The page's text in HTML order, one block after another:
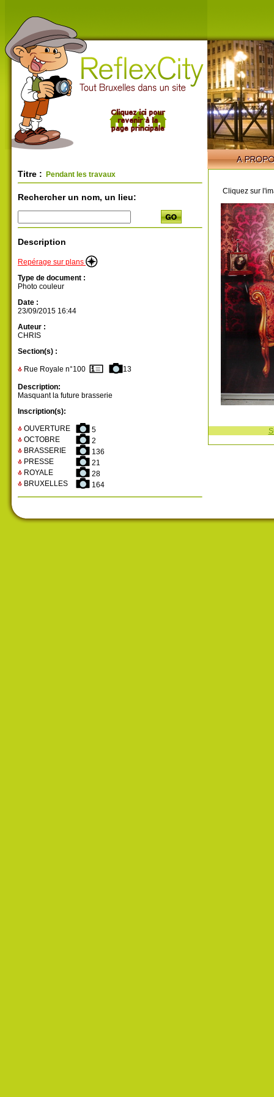
Titre : Pendant les travaux
Rechercher un nom, un lieu:
Description
Repérage sur plans
Type de document :
Photo couleur
Date :
23/09/2015 16:44
Auteur :
CHRIS
Section(s) :
Rue Royale n°100 13
Description:
Masquant la future brasserie
Inscription(s):
OUVERTURE
5
OCTOBRE
2
BRASSERIE
136
PRESSE
21
ROYALE
28
BRUXELLES
164
Cliquez sur